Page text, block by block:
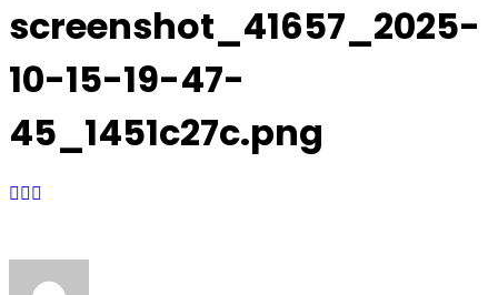
screenshot_41657_2025-
10-15-19-47-
45_1451c27c.png